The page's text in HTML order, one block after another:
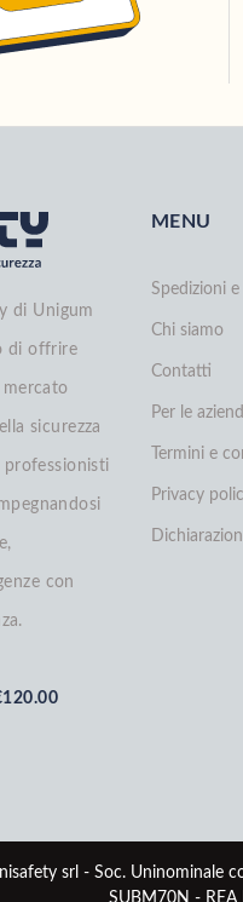
di Unigum
di offrire
sicurezza
con
MENU
Spedizioni e
Chi siamo
Contatti
Per le
Termini e
Privacy
srl - Soc. Uninominale